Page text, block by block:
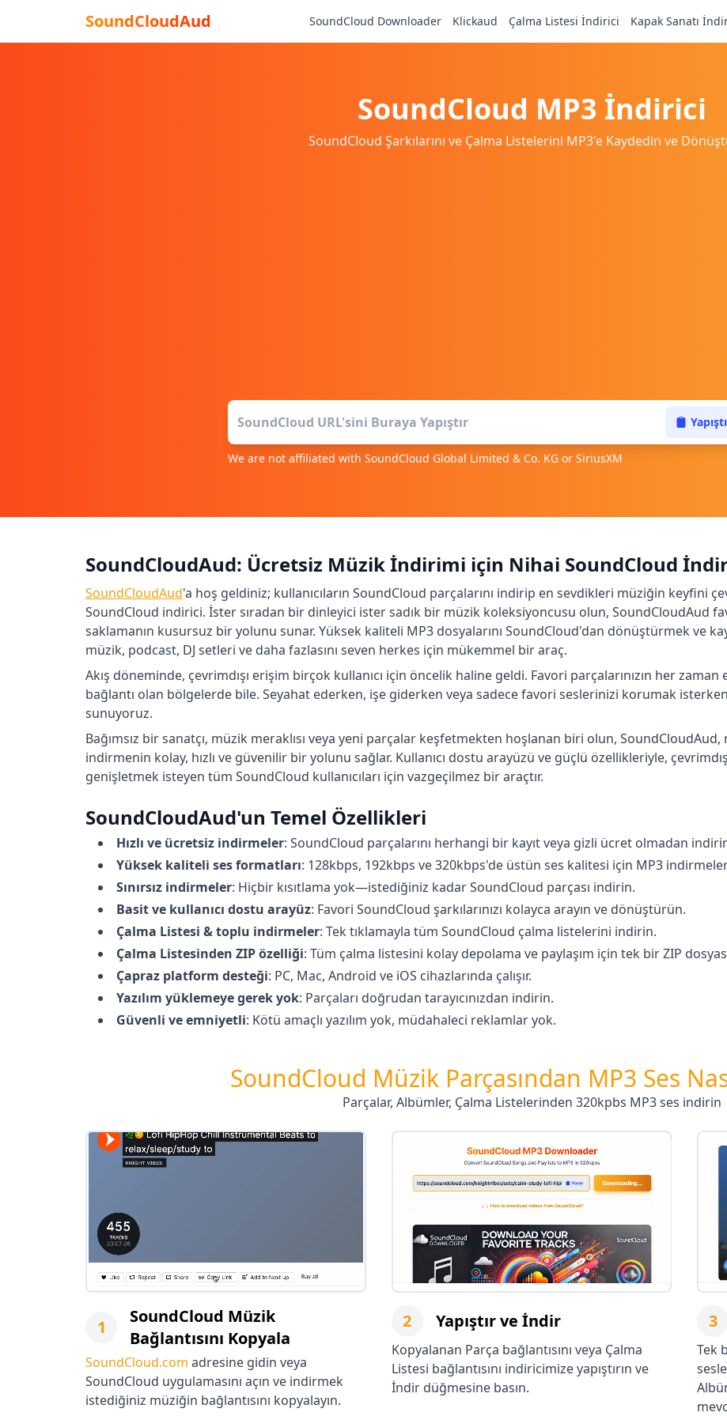
SoundCloudAud SoundCloud Downloader Klickaud Çalma Listesi İndirici Kapak Sanatı
SoundCloud MP3 İndirici
SoundCloud Şarkılarını ve Çalma Listelerini MP3'e Kaydedin ve
We are not affiliated with SoundCloud Global Limited & Co. KG or SiriusXM
SoundCloudAud: Ücretsiz Müzik İndirimi için Nihai SoundCloud
SoundCloudAud'a hoş geldiniz; kullanıcıların SoundCloud parçalarını indirip en sevdikleri müziğin keyfini
SoundCloud indirici. İster sıradan bir dinleyici ister sadık bir müzik koleksiyoncusu olun, SoundCloudAud
saklamanın kusursuz bir yolunu sunar. Yüksek kaliteli MP3 dosyalarını SoundCloud'dan dönüştürmek ve
müzik, podcast, DJ setleri ve daha fazlasını seven herkes için mükemmel bir araç.
Akış döneminde, çevrimdışı erişim birçok kullanıcı için öncelik haline geldi. Favori parçalarınızın her
bağlantı olan bölgelerde bile. Seyahat ederken, işe giderken veya sadece favori seslerinizi korumak
sunuyoruz.
Bağımsız bir sanatçı, müzik meraklısı veya yeni parçalar keşfetmekten hoşlanan biri olun,
indirmenin kolay, hızlı ve güvenilir bir yolunu sağlar. Kullanıcı dostu arayüzü ve güçlü özellikleriyle,
genişletmek isteyen tüm SoundCloud kullanıcıları için vazgeçilmez bir araçtır.
SoundCloudAud'un Temel Özellikleri
Hızlı ve ücretsiz indirmeler: SoundCloud parçalarını herhangi bir kayıt veya gizli ücret olmadan
Yüksek kaliteli ses formatları: 128kbps, 192kbps ve 320kbps'de üstün ses kalitesi için MP3
Sınırsız indirmeler: Hiçbir kısıtlama yok—istediğiniz kadar SoundCloud parçası indirin.
Basit ve kullanıcı dostu arayüz: Favori SoundCloud şarkılarınızı kolayca arayın ve dönüştürün.
Çalma Listesi & toplu indirmeler: Tek tıklamayla tüm SoundCloud çalma listelerini indirin.
Çalma Listesinden ZIP özelliği: Tüm çalma listesini kolay depolama ve paylaşım için tek bir ZIP
Çapraz platform desteği: PC, Mac, Android ve iOS cihazlarında çalışır.
Yazılım yüklemeye gerek yok: Parçaları doğrudan tarayıcınızdan indirin.
Güvenli ve emniyetli: Kötü amaçlı yazılım yok, müdahaleci reklamlar yok.
SoundCloud Müzik Parçasından MP3 Ses
Parçalar, Albümler, Çalma Listelerinden 320kpbs MP3 ses indirin
1
SoundCloud Müzik
Bağlantısını Kopyala
SoundCloud.com adresine gidin veya
SoundCloud uygulamasını açın ve indirmek
istediğiniz müziğin bağlantısını kopyalayın.
2 Yapıştır ve İndir
Kopyalanan Parça bağlantısını veya Çalma
Listesi bağlantısını indiricimize yapıştırın ve
İndir düğmesine basın.
3
Tek